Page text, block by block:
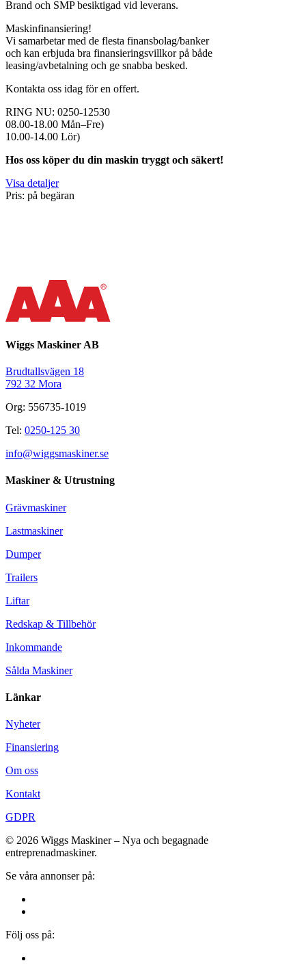
Brand och SMP besiktigad vid leverans.
Maskinfinansiering!
Vi samarbetar med de flesta finansbolag/banker
och kan erbjuda bra finansieringsvillkor på både
leasing/avbetalning och ge snabba besked.
Kontakta oss idag för en offert.
RING NU: 0250-12530
08.00-18.00 Mån–Fre)
10.00-14.00 Lör)
Hos oss köper du din maskin tryggt och säkert!
Visa detaljer
Pris: på begäran
Wiggs Maskiner AB
Brudtallsvägen 18
792 32 Mora
Org: 556735-1019
Tel: 0250-125 30
info@wiggsmaskiner.se
Maskiner & Utrustning
Grävmaskiner
Lastmaskiner
Dumper
Trailers
Liftar
Redskap & Tillbehör
Inkommande
Sålda Maskiner
Länkar
Nyheter
Finansiering
Om oss
Kontakt
GDPR
© 2026 Wiggs Maskiner – Nya och begagnade
entreprenadmaskiner.
Se våra annonser på:
Följ oss på: